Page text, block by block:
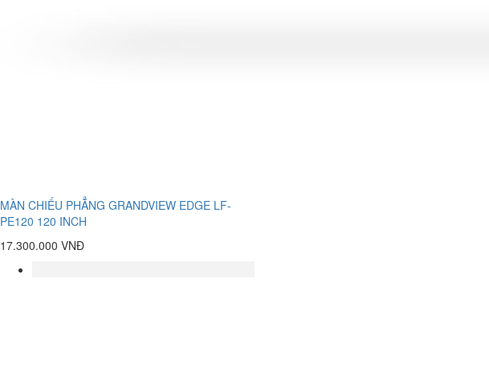
MÀN CHIẾU PHẲNG GRANDVIEW EDGE LF-
PE120 120 INCH
17.300.000 VNĐ